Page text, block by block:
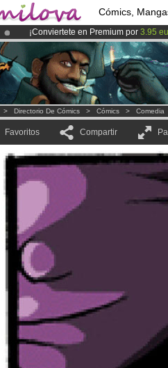
Cómics,
¡Conviertete en Premium por 3.95
¡El Kickstarter Amilova está
¡Ya tenemos 134393miembrosy
> Directorio De Cómics > Cómics > Comedia
Favoritos Compartir